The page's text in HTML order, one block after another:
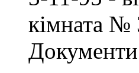
кімната №